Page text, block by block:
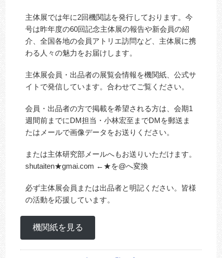
主体展では年に2回機関誌を発行しております。今
号は昨年度の60回記念主体展の報告や新会員の紹
介、全国各地の会員アトリエ訪問など、主体展に携
わる人々の魅力をお届けします。
主体展会員・出品者の展覧会情報を機関紙、公式サ
イトで発信しています。合わせてご覧ください。
会員・出品者の方で掲載を希望される方は、会期1
週間前までにDM担当・小林宏至までDMを郵送ま
たはメールで画像データをお送りください。
または主体研究部メールへもお送りいただけます。
shutaiten★gmai.com ←★を@へ変換
必ず主体展会員または出品者と明記ください。皆様
の活動を応援しています。
機関紙を見る